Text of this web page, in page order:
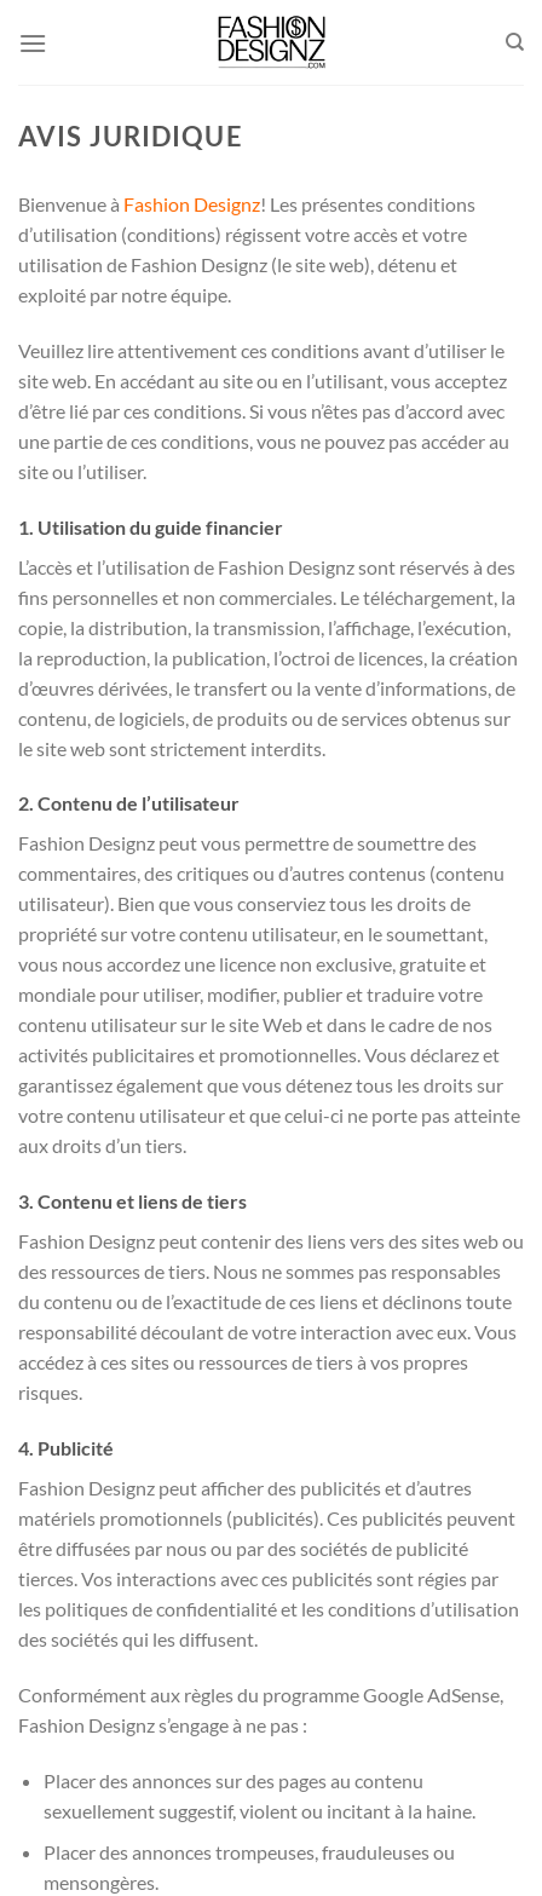
AVIS JURIDIQUE
Bienvenue à Fashion Designz! Les présentes conditions
d’utilisation (conditions) régissent votre accès et votre
utilisation de Fashion Designz (le site web), détenu et
exploité par notre équipe.
Veuillez lire attentivement ces conditions avant d’utiliser le
site web. En accédant au site ou en l’utilisant, vous acceptez
d’être lié par ces conditions. Si vous n’êtes pas d’accord avec
une partie de ces conditions, vous ne pouvez pas accéder au
site ou l’utiliser.
1. Utilisation du guide financier
L’accès et l’utilisation de Fashion Designz sont réservés à des
fins personnelles et non commerciales. Le téléchargement, la
copie, la distribution, la transmission, l’affichage, l’exécution,
la reproduction, la publication, l’octroi de licences, la création
d’œuvres dérivées, le transfert ou la vente d’informations, de
contenu, de logiciels, de produits ou de services obtenus sur
le site web sont strictement interdits.
2. Contenu de l’utilisateur
Fashion Designz peut vous permettre de soumettre des
commentaires, des critiques ou d’autres contenus (contenu
utilisateur). Bien que vous conserviez tous les droits de
propriété sur votre contenu utilisateur, en le soumettant,
vous nous accordez une licence non exclusive, gratuite et
mondiale pour utiliser, modifier, publier et traduire votre
contenu utilisateur sur le site Web et dans le cadre de nos
activités publicitaires et promotionnelles. Vous déclarez et
garantissez également que vous détenez tous les droits sur
votre contenu utilisateur et que celui-ci ne porte pas atteinte
aux droits d’un tiers.
3. Contenu et liens de tiers
Fashion Designz peut contenir des liens vers des sites web ou
des ressources de tiers. Nous ne sommes pas responsables
du contenu ou de l’exactitude de ces liens et déclinons toute
responsabilité découlant de votre interaction avec eux. Vous
accédez à ces sites ou ressources de tiers à vos propres
risques.
4. Publicité
Fashion Designz peut afficher des publicités et d’autres
matériels promotionnels (publicités). Ces publicités peuvent
être diffusées par nous ou par des sociétés de publicité
tierces. Vos interactions avec ces publicités sont régies par
les politiques de confidentialité et les conditions d’utilisation
des sociétés qui les diffusent.
Conformément aux règles du programme Google AdSense,
Fashion Designz s’engage à ne pas :
Placer des annonces sur des pages au contenu
sexuellement suggestif, violent ou incitant à la haine.
Placer des annonces trompeuses, frauduleuses ou
mensongères.